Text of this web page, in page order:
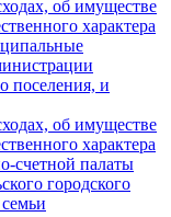
об имуществе
характера
поселения, и
об имуществе
характера
счетной палаты
городского